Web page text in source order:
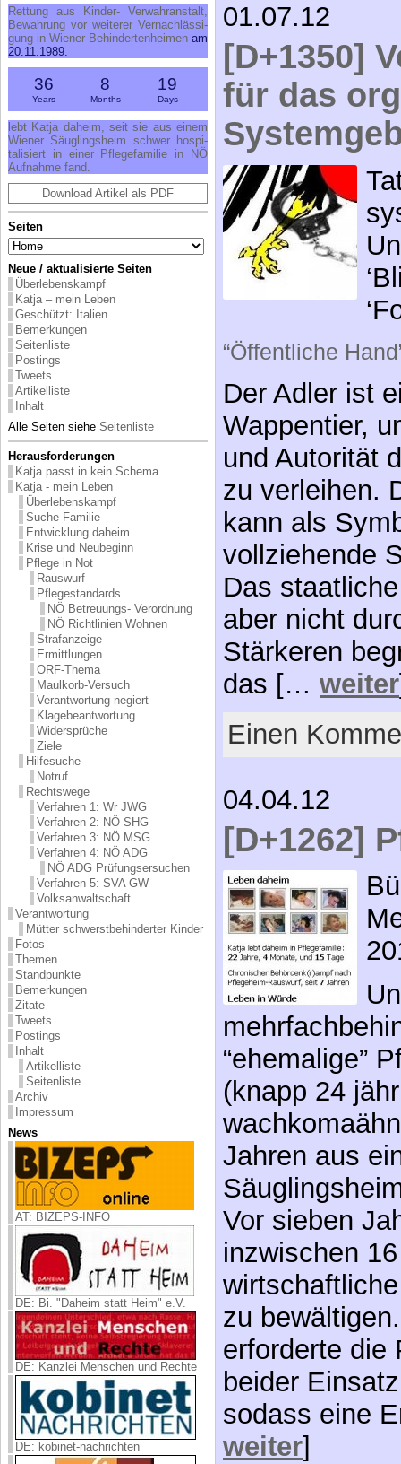
Ret­tung aus Kin­der- Ver­wahr­an­stalt,
Be­wah­rung vor wei­te­rer Ver­nach­läs­si­
gung in Wie­ner Be­hin­der­ten­hei­men am
20.11.1989.
36
Years
8
Months
19
Days
lebt Kat­ja da­heim, seit sie aus ei­nem
Wie­ner Säug­lings­heim schwer hos­pi­
ta­li­siert in ei­ner Pfle­ge­fa­mi­lie in NÖ
Auf­nah­me fand.
Download Artikel als PDF
Seiten
Neue / aktualisierte Seiten
Überlebenskampf
Katja – mein Leben
Geschützt: Italien
Bemerkungen
Seitenliste
Postings
Tweets
Artikelliste
Inhalt
Alle Seiten siehe Seitenliste
Herausforderungen
Katja passt in kein Schema
Katja - mein Leben
Überlebenskampf
Suche Familie
Entwicklung daheim
Krise und Neubeginn
Pflege in Not
Rauswurf
Pflegestandards
NÖ Betreuungs- Verordnung
NÖ Richtlinien Wohnen
Strafanzeige
Ermittlungen
ORF-Thema
Maulkorb-Versuch
Verantwortung negiert
Klagebeantwortung
Widersprüche
Ziele
Hilfesuche
Notruf
Rechtswege
Verfahren 1: Wr JWG
Verfahren 2: NÖ SHG
Verfahren 3: NÖ MSG
Verfahren 4: NÖ ADG
NÖ ADG Prüfungsersuchen
Verfahren 5: SVA GW
Volksanwaltschaft
Verantwortung
Mütter schwerstbehinderter Kinder
Fotos
Themen
Standpunkte
Bemerkungen
Zitate
Tweets
Postings
Inhalt
Artikelliste
Seitenliste
Archiv
Impressum
News
AT: BIZEPS-INFO
DE: Bi. "Daheim statt Heim" e.V.
DE: Kanzlei Menschen und Rechte
DE: kobinet-nachrichten
01.07.12
[D+1350]
für das
“Öffentliche
Der Adler ist
Wappentier,
und Autorität
zu verleihen.
kann als
vollziehende
Das
aber nicht
Stärkeren
das [… weiter
Einen
04.04.12
[D+1262]
“ehemalige”
(knapp 24
Jahren aus
Vor sieben
inzwischen
zu
erforderte die
beider
sodass eine
weiter]